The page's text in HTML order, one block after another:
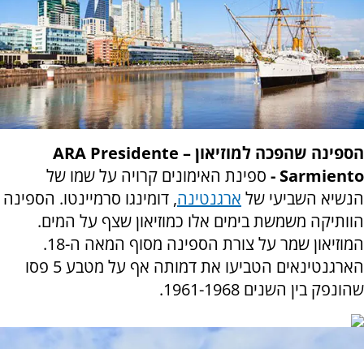
הספינה שהפכה למוזיאון
– ARA Presidente
Sarmiento -
ספינת האימונים קרויה על שמו של
הנשיא השביעי של ארגנטינה, דומינגו סרמיינטו. הספינה
הוותיקה משמשת בימים אלו כמוזיאון שצף על המים.
המוזיאון שמר על צורת הספינה מסוף המאה ה-18.
הארגנטינאים הטביעו את דמותה אף על מטבע 5 פסו
שהונפק בין השנים 1961-1968
.